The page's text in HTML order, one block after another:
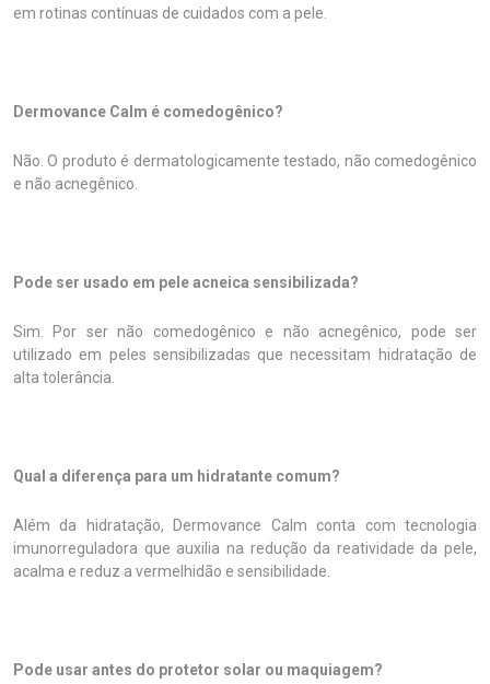
em rotinas contínuas de cuidados com a pele.
Dermovance Calm é comedogênico?
Não. O produto é dermatologicamente testado, não comedogênico
e não acnegênico.
Pode ser usado em pele acneica sensibilizada?
Sim. Por ser não comedogênico e não acnegênico, pode ser
utilizado em peles sensibilizadas que necessitam hidratação de
alta tolerância.
Qual a diferença para um hidratante comum?
Além da hidratação, Dermovance Calm conta com tecnologia
imunorreguladora que auxilia na redução da reatividade da pele,
acalma e reduz a vermelhidão e sensibilidade.
Pode usar antes do protetor solar ou maquiagem?